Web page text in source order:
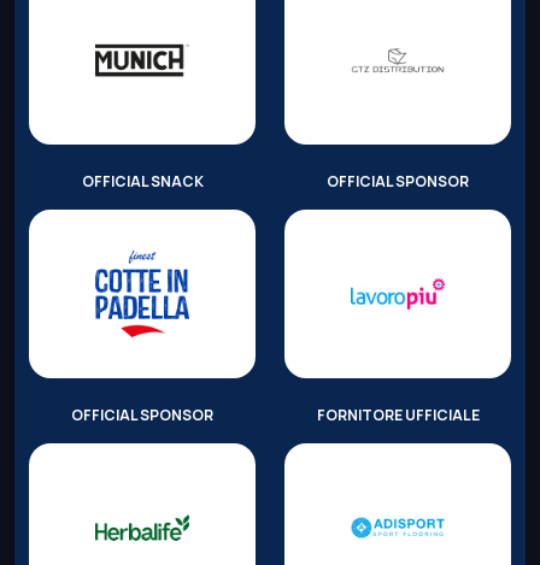
OFFICIAL SNACK OFFICIAL SPONSOR
OFFICIAL SPONSOR FORNITORE UFFICIALE